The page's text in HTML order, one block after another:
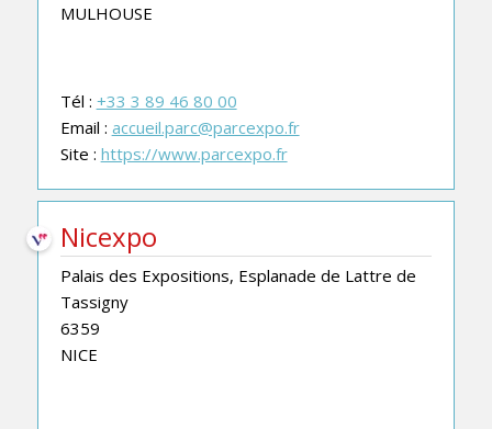
MULHOUSE
Tél : +33 3 89 46 80 00
Email : accueil.parc@parcexpo.fr
Site : https://www.parcexpo.fr
Nicexpo
Palais des Expositions, Esplanade de Lattre de
Tassigny
6359
NICE